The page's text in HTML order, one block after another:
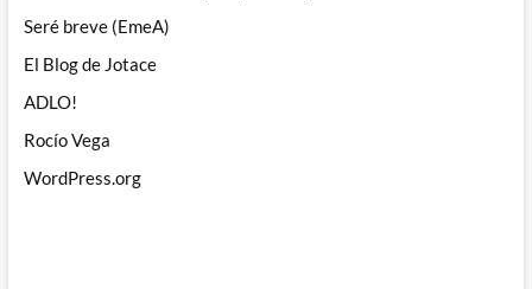
Seré breve (EmeA)
El Blog de Jotace
ADLO!
Rocío Vega
WordPress.org